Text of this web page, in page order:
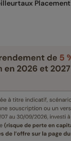
Placement